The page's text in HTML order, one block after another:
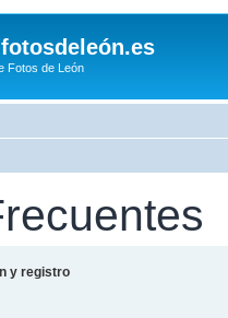
Fotos de León
y registro